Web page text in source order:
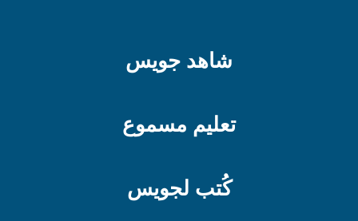
شاهد جويس
تعليم مسموع
كُتب لجويس